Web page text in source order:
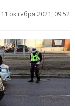
11 октября 2021, 09:52